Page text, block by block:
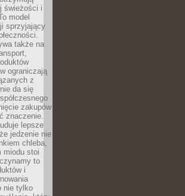
świeżości i
model
sprzyjający
także na
ograniczają
z
da się
zakupów
znaczenie.
lepsze
jedzenie nie
chleba,
miodu stoi
to
i
nie tylko